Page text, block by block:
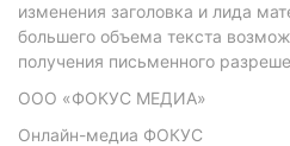
изменения заголовка и лида
большего объема текста
получения письменного
ООО «ФОКУС МЕДИА»
Онлайн-медиа ФОКУС